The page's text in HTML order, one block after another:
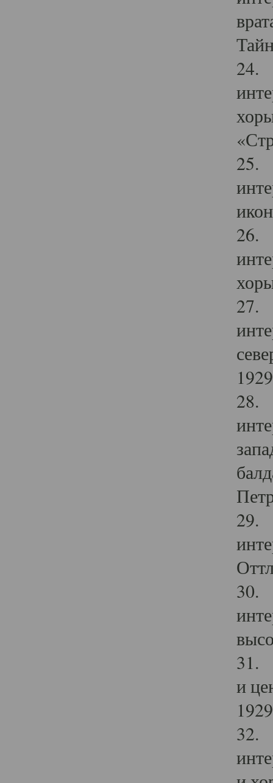
24.
25.
26.
27.
28.
29.
30.
31.
и
32.